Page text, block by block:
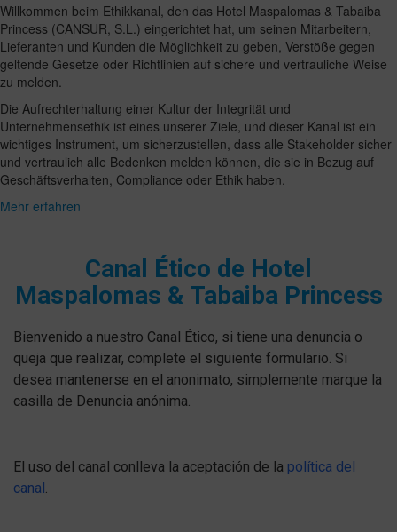
Willkommen beim Ethikkanal, den das Hotel Maspalomas & Tabaiba
Princess (CANSUR, S.L.) eingerichtet hat, um seinen Mitarbeitern,
Lieferanten und Kunden die Möglichkeit zu geben, Verstöße gegen
geltende Gesetze oder Richtlinien auf sichere und vertrauliche Weise
zu melden.
Die Aufrechterhaltung einer Kultur der Integrität und
Unternehmensethik ist eines unserer Ziele, und dieser Kanal ist ein
wichtiges Instrument, um sicherzustellen, dass alle Stakeholder sicher
und vertraulich alle Bedenken melden können, die sie in Bezug auf
Geschäftsverhalten, Compliance oder Ethik haben.
Mehr erfahren